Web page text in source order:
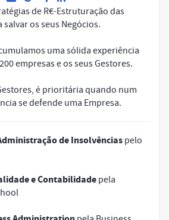
de R€-Estruturação das
os seus Negócios.
uma sólida experiência
empresas e os seus Gestores.
é prioritária quando num
se defende uma Empresa.
de Insolvênciaspelo
e Contabilidade pela